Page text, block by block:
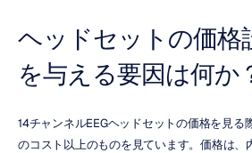
ヘッドセットの価格
を与える要因は何か
14チャンネルEEGヘッドセットの価格を見る
のコスト以上のものを見ています。価格は、